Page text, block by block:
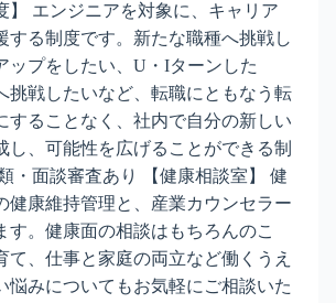
】 エンジニアを対象に、キャリア
する制度です。新たな職種へ挑戦し
ップをしたい、U・Iターンした
挑戦したいなど、転職にともなう転
することなく、社内で自分の新しい
し、可能性を広げることができる制
・面談審査あり 【健康相談室】 健
健康維持管理と、産業カウンセラー
す。健康面の相談はもちろんのこ
て、仕事と家庭の両立など働くうえ
悩みについてもお気軽にご相談いた